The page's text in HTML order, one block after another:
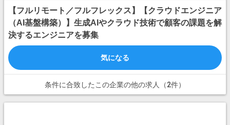
【フルリモート／フルフレックス】【クラウドエンジニア
（AI基盤構築）】生成AIやクラウド技術で顧客の課題を解
決するエンジニアを募集
気になる
条件に合致したこの企業の他の求人（2件）